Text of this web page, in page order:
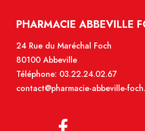
PHARMACIE ABBEVILLE
24 Rue du Maréchal Foch
80100 Abbeville
Téléphone: 03.22.24.02.67
contact@pharmacie-abbeville-